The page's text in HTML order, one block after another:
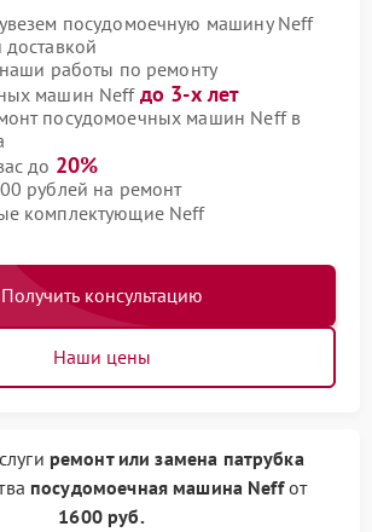
посудомоечную машину Neff
работы по ремонту
машин Neff до 3-х лет
посудомоечных машин Neff в
до 20%
рублей на ремонт
комплектующие Neff
Получить консультацию
Наши цены
ремонт или замена патрубка
посудомоечная машина Neffот
1600 руб.